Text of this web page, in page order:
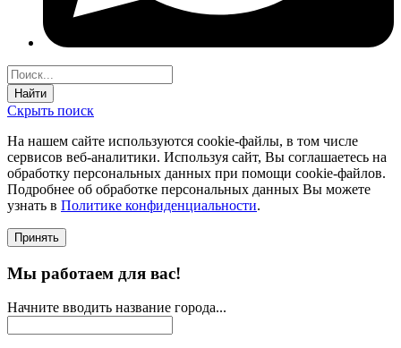
Найти
Скрыть поиск
На нашем сайте используются соokie-файлы, в том числе
сервисов веб-аналитики. Используя сайт, Вы соглашаетесь на
обработку персональных данных при помощи cookie-файлов.
Подробнее об обработке персональных данных Вы можете
узнать в Политике конфиденциальности.
Принять
Мы работаем для вас!
Начните вводить название города...